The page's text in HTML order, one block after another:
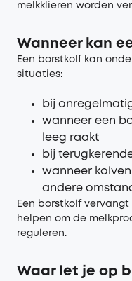
melkklieren worden
Wanneer kan
Een borstkolf kan
situaties:
bij
wanneer een
leeg raakt
bij
wanneer
andere
Een borstkolf
helpen om de
reguleren.
Waar let je op